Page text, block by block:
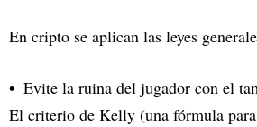
En cripto se aplican las leyes
Evite la ruina del jugador con el
El criterio de Kelly (una fórmula